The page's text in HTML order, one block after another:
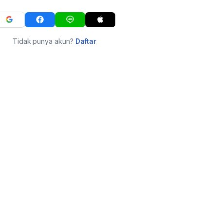
Tidak punya akun? Daftar